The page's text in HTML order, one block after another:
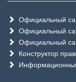
Официальный
Официальный
Официальный
Конструктор